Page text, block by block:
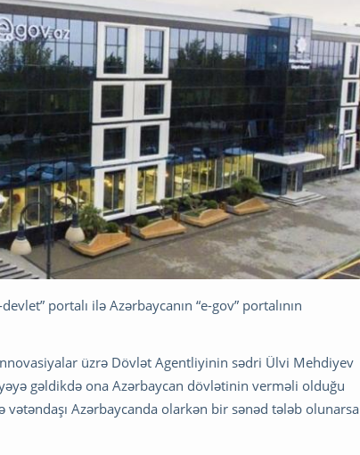
portalı ilə Azərbaycanın “e-gov” portalının
üzrə Dövlət Agentliyinin sədri Ülvi Mehdiyev
gəldikdə ona Azərbaycan dövlətinin verməli olduğu
Azərbaycanda olarkən bir sənəd tələb olunarsa